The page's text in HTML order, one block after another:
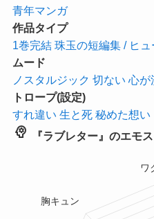
青年マンガ
作品タイプ
1巻完結 珠玉の短編集 / ヒ
ムード
ノスタルジック 切ない 心が
トロープ(設定)
すれ違い 生と死 秘めた想い
psychology 『ラブレター』のエモ